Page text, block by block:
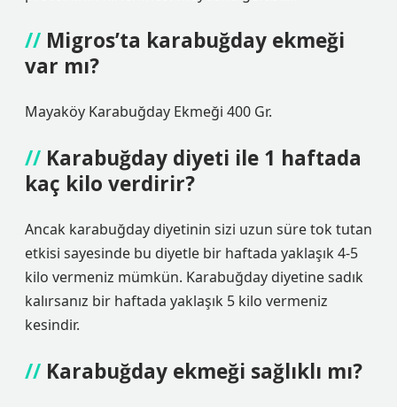
Migros’ta karabuğday ekmeği
var mı?
Mayaköy Karabuğday Ekmeği 400 Gr.
Karabuğday diyeti ile 1 haftada
kaç kilo verdirir?
Ancak karabuğday diyetinin sizi uzun süre tok tutan
etkisi sayesinde bu diyetle bir haftada yaklaşık 4-5
kilo vermeniz mümkün. Karabuğday diyetine sadık
kalırsanız bir haftada yaklaşık 5 kilo vermeniz
kesindir.
Karabuğday ekmeği sağlıklı mı?